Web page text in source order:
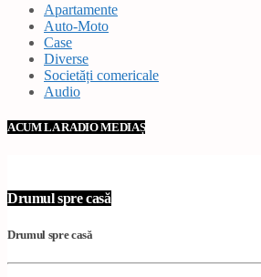
Apartamente
Auto-Moto
Case
Diverse
Societăți comericale
Audio
ACUM LA RADIO MEDIAȘ
Drumul spre casă
Drumul spre casă